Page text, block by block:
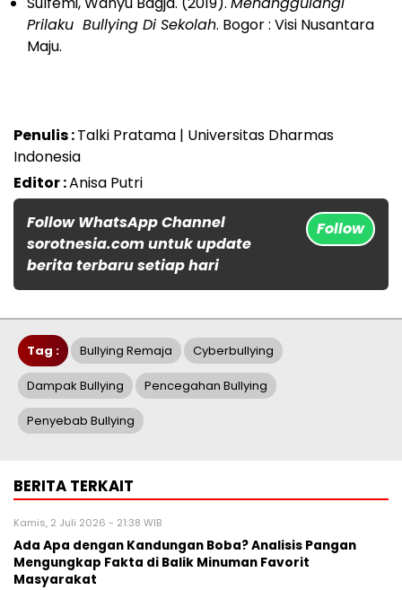
Prilaku Bullying Di Sekolah. Bogor : Visi Nusantara
Maju.
Penulis :Talki Pratama | Universitas Dharmas
Indonesia
Editor :Anisa Putri
Follow WhatsApp Channel
sorotnesia.com untuk update
berita terbaru setiap hari
Follow
Tag : Bullying Remaja Cyberbullying
Dampak Bullying Pencegahan Bullying
Penyebab Bullying
BERITA TERKAIT
Kamis, 2 Juli 2026 - 21:38 WIB
Ada Apa dengan Kandungan Boba? Analisis Pangan
Mengungkap Fakta di Balik Minuman Favorit
Masyarakat